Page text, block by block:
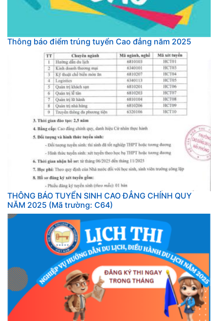
Thông báo điểm trúng tuyển Cao đẳng năm 2025
THÔNG BÁO TUYỂN SINH CAO ĐẲNG CHÍNH QUY
NĂM 2025 (Mã trường: C64)